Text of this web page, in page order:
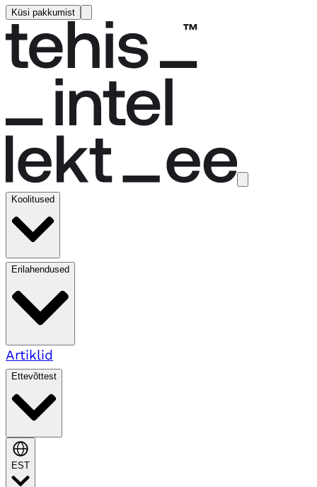
Küsi pakkumist
Koolitused
Erilahendused
Artiklid
Ettevõttest
EST